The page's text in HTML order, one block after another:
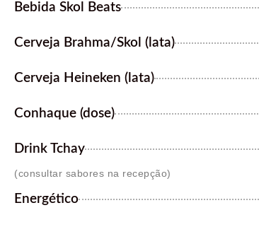
Bebida Skol Beats
Cerveja Brahma/Skol (lata)
Cerveja Heineken (lata)
Conhaque (dose)
Drink Tchay
(consultar sabores na recepção)
Energético